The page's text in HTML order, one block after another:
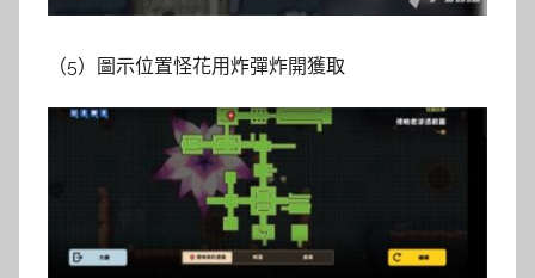
（5）圖示位置怪花用炸彈炸開獲取